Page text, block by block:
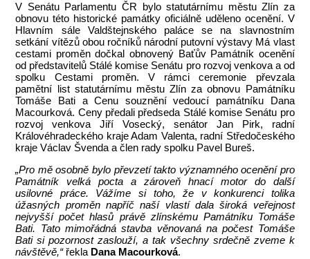
V Senátu Parlamentu ČR bylo statutárnímu městu Zlín za
obnovu této historické památky oficiálně uděleno ocenění. V
Hlavním sále Valdštejnského paláce se na slavnostním
setkání vítězů obou ročníků národní putovní výstavy Má vlast
cestami proměn dočkal obnovený Baťův Památník ocenění
od představitelů Stálé komise Senátu pro rozvoj venkova a od
spolku Cestami proměn. V rámci ceremonie převzala
pamětní list statutárnímu městu Zlín za obnovu Památníku
Tomáše Bati a Cenu souznění vedoucí památníku Dana
Macourková. Ceny předali předseda Stálé komise Senátu pro
rozvoj venkova Jiří Vosecký, senátor Jan Pirk, radní
Královéhradeckého kraje Adam Valenta, radní Středočeského
kraje Václav Švenda a člen rady spolku Pavel Bureš.
„Pro mě osobně bylo převzetí takto významného ocenění pro
Památník velká pocta a zároveň hnací motor do další
usilovné práce. Vážíme si toho, že v konkurenci tolika
úžasných proměn napříč naší vlastí dala široká veřejnost
nejvyšší počet hlasů právě zlínskému Památníku Tomáše
Bati. Tato mimořádná stavba věnovaná na počest Tomáše
Bati si pozornost zaslouží, a tak všechny srdečně zveme k
návštěvě,“řekla Dana Macourková.